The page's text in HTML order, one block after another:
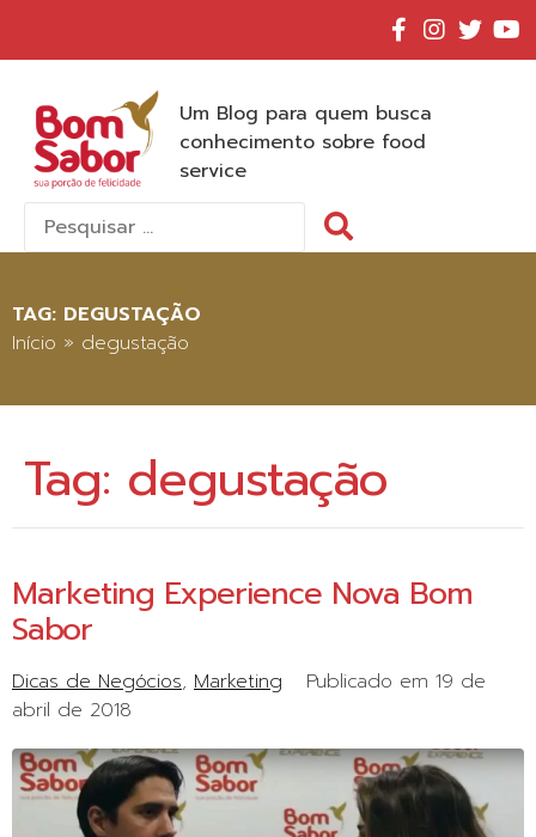
Um Blog para quem busca
conhecimento sobre food
service
Pesquisar
por:
TAG: DEGUSTAÇÃO
Início » degustação
Tag: degustação
Marketing Experience Nova Bom
Sabor
Dicas de Negócios Marketing Publicado em 19 de
abril de 2018